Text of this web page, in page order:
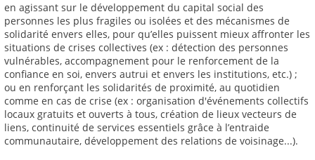
en agissant sur le développement du capital social des
personnes les plus fragiles ou isolées et des mécanismes de
solidarité envers elles, pour qu’elles puissent mieux affronter les
situations de crises collectives (ex : détection des personnes
vulnérables, accompagnement pour le renforcement de la
confiance en soi, envers autrui et envers les institutions, etc.) ;
ou en renforçant les solidarités de proximité, au quotidien
comme en cas de crise (ex : organisation d'événements collectifs
locaux gratuits et ouverts à tous, création de lieux vecteurs de
liens, continuité de services essentiels grâce à l’entraide
communautaire, développement des relations de voisinage...).